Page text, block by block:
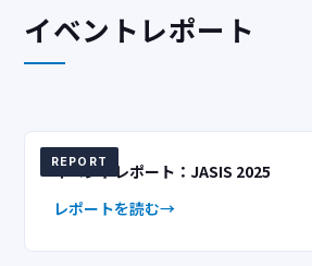
イベントレポート
REPORT
イベントレポート：JASIS 2025
レポートを読む